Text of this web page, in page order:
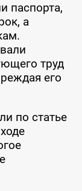
паспорта,
а
труд
его
по статье